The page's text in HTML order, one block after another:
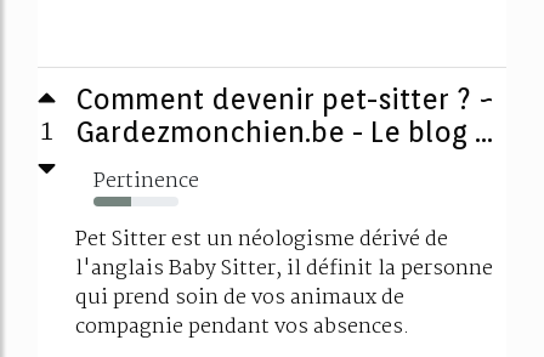
1
Comment devenir pet-sitter ? ~
Gardezmonchien.be - Le blog ...
Pertinence
44%
Pet Sitter est un néologisme dérivé de
l'anglais Baby Sitter, il définit la personne
qui prend soin de vos animaux de
compagnie pendant vos absences.